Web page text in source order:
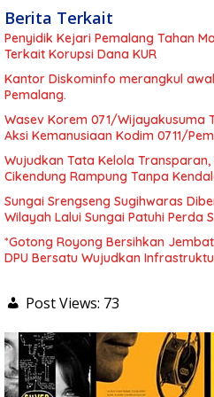
Berita Terkait
Penyidik Kejari Pemalang Tahan
Terkait Korupsi Dana KUR
Kantor Diskominfo merangkul
Pemalang.
Wasev Korem 071/Wijayakusuma
Aksi Kemanusiaan Kodim 0711/
Wujudkan Tata Kelola Transparan,
Cikendung Rampung Tanpa
Sungai Srengseng Sugihwaras
Wilayah Lalui Sungai Patuhi Perda
*Gotong Royong Bersihkan
DPU Bersatu Wujudkan
Post Views: 73